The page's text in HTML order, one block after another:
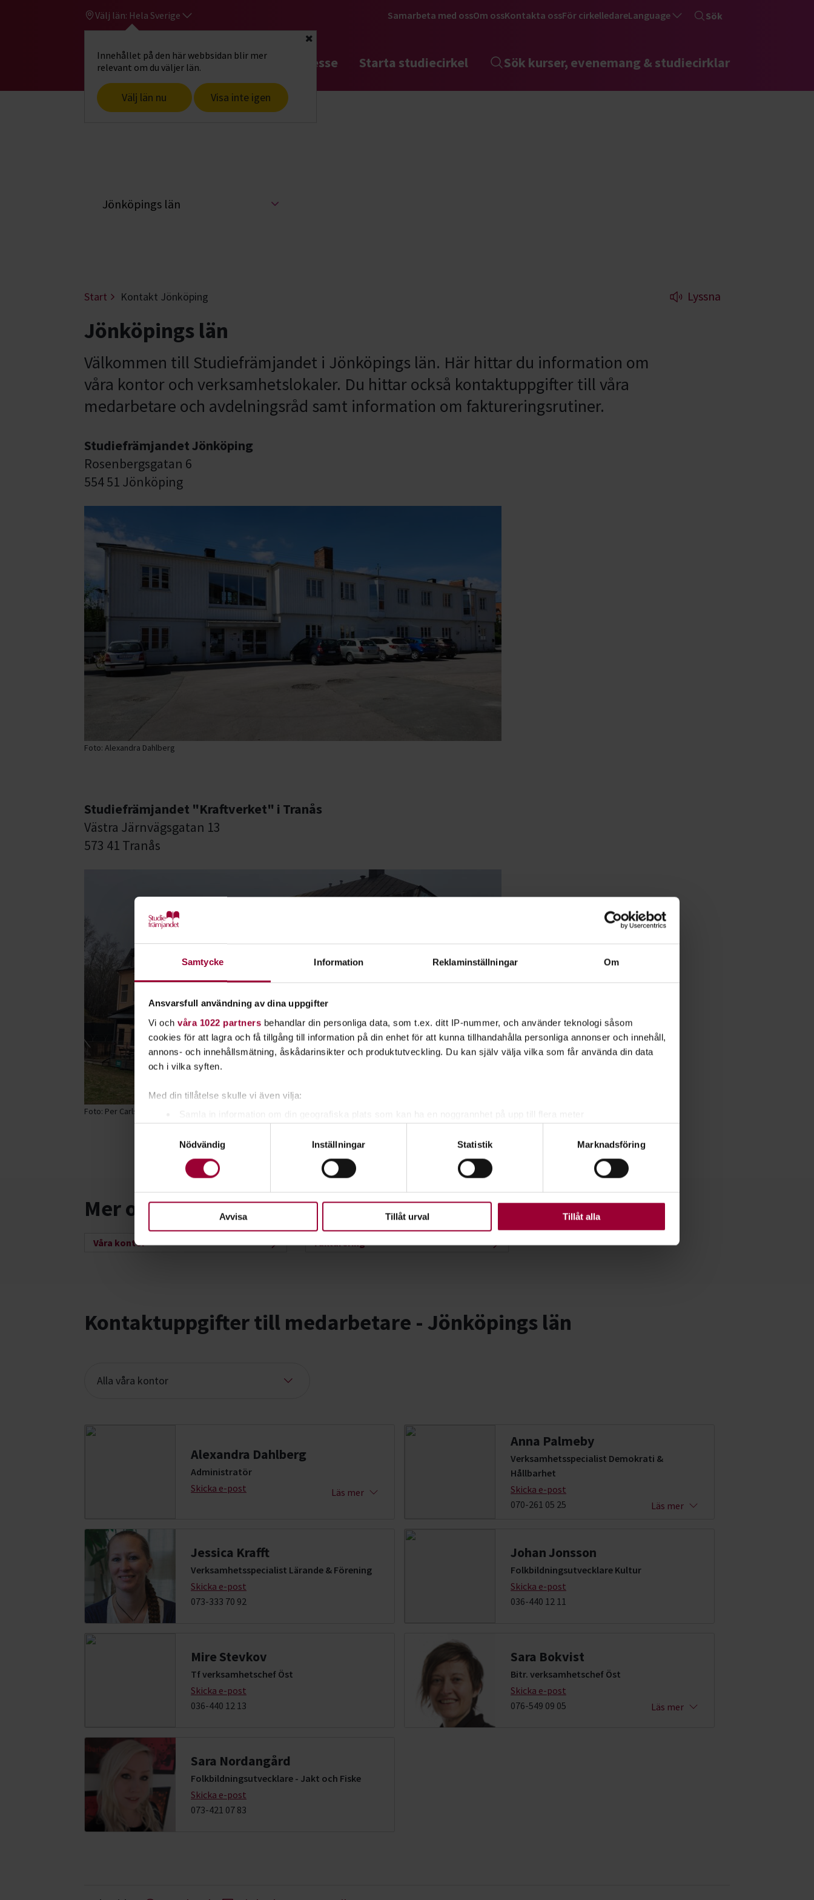
Samtycke Information Reklaminställningar Om
Ansvarsfull användning av dina uppgifter
Vi och våra 1022 partners behandlar din personliga data, som t.ex. ditt IP-nummer, och använder teknologi såsom
cookies för att lagra och få tillgång till information på din enhet för att kunna tillhandahålla personliga annonser och innehåll,
annons- och innehållsmätning, åskådarinsikter och produktutveckling. Du kan själv välja vilka som får använda din data
och i vilka syften.
Med din tillåtelse skulle vi även vilja:
Samla in information om din geografiska plats som kan ha en noggrannhet på upp till flera meter
Ta reda på mer om hur dina personliga uppgifter behandlas och ställ in dina preferenser i
detaljsektionen . Du kan ändra
eller dra tillbaka ditt samtycke när som helst från cookie-förklaringen.
För att du ska få en så bra upplevelse som möjligt använder vi kakor (cookies) på vår webbplats. Vissa kakor är
Nödvändig
Inställningar Statistik Marknadsföring
Avvisa Tillåt urval Tillåt alla
Välj län: Hela Sverige
Innehållet på den här webbsidan blir mer
relevant om du väljer län.
Välj län nu Visa inte igen
Stäng
Samarbeta med ossOm ossKontakta ossFör cirkelledareLanguage Sök
Gå till studiefrämjandets startsidaHitta intresse Starta studiecirkel Sök kurser, evenemang & studiecirklar
Jönköpings län
Start Kontakt Jönköping Lyssna
Jönköpings län
Välkommen till Studiefrämjandet i Jönköpings län. Här hittar du information om
våra kontor och verksamhetslokaler. Du hittar också kontaktuppgifter till våra
medarbetare och avdelningsråd samt information om faktureringsrutiner.
Studiefrämjandet Jönköping
Rosenbergsgatan 6
554 51 Jönköping
Foto: Alexandra Dahlberg
Studiefrämjandet "Kraftverket" i Tranås
Västra Järnvägsgatan 13
573 41 Tranås
Foto: Per Carlsson
Mer om oss
Våra kontor Fakturering
Kontaktuppgifter till medarbetare - Jönköpings län
Alla våra kontor
Alexandra Dahlberg
Administratör
Skicka e-post
Läs mer
Anna Palmeby
Verksamhetsspecialist Demokrati &
Hållbarhet
Skicka e-post
070-261 05 25
Läs mer
Jessica Krafft
Verksamhetsspecialist Lärande & Förening
Skicka e-post
073-333 70 92
Johan Jonsson
Folkbildningsutvecklare Kultur
Skicka e-post
036-440 12 11
Mire Stevkov
Tf verksamhetschef Öst
Skicka e-post
036-440 12 13
Sara Bokvist
Bitr. verksamhetschef Öst
Skicka e-post
076-549 09 05
Läs mer
Sara Nordangård
Folkbildningsutvecklare - Jakt och Fiske
Skicka e-post
073-421 07 83